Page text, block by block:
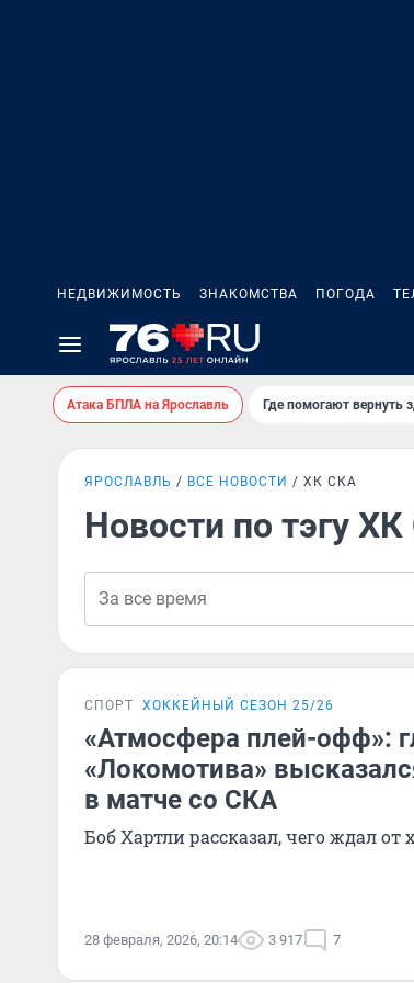
НЕДВИЖИМОСТЬ ЗНАКОМСТВА ПОГОДА
Атака БПЛА на Ярославль Где помогают вернуть
ЯРОСЛАВЛЬ ВСЕ НОВОСТИ ХК СКА
Новости по тэгу
СПОРТ ХОККЕЙНЫЙ СЕЗОН 25/26
«Атмосфера плей-офф»:
«Локомотива»
в матче со СКА
Боб Хартли рассказал, чего ждал от
28 февраля, 2026, 20:14 3 917 7